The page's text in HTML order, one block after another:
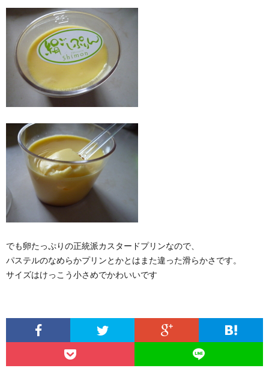
でも卵たっぷりの正統派カスタードプリンなので、
パステルのなめらかプリンとかとはまた違った滑らかさです。
サイズはけっこう小さめでかわいいです